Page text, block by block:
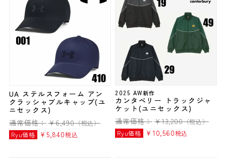
UA ステルスフォーム アン
クラッシャブルキャップ(ユ
ニセックス)
通常価格： ¥6,490（税込）
Ryu価格
¥ 5,840税込
2025 AW新作
カンタベリー トラックジャ
ケット(ユニセックス)
通常価格： ¥13,200（税込）
Ryu価格
¥ 10,560税込